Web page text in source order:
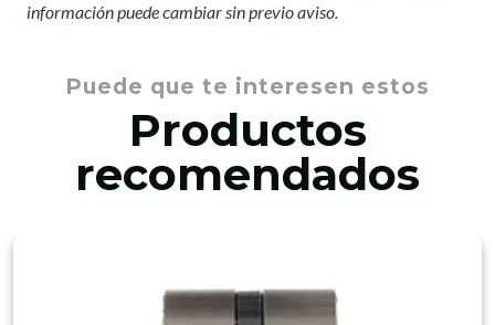
información puede cambiar sin previo aviso.
Puede que te interesen estos
Productos
recomendados